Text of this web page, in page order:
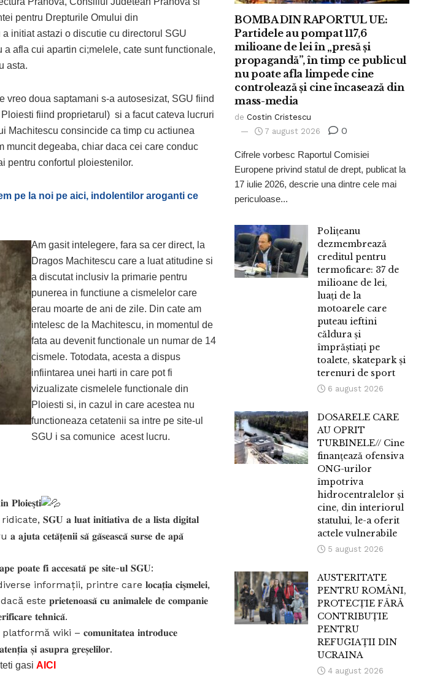
pentru Drepturile Omului din
initiat astazi o discutie cu directorul SGU
afla cui apartin ci;melele, cate sunt functionale,
asta.
vreo doua saptamani s-a autosesizat, SGU fiind
fiind proprietarul) si a facut cateva lucruri
Machitescu consincide ca timp cu actiunea
muncit degeaba, chiar daca cei care conduc
pentru confortul ploiestenilor.
pe la noi pe aici, indolentilor aroganti ce
Am gasit intelegere, fara sa cer direct, la
Dragos Machitescu care a luat atitudine si
a discutat inclusiv la primarie pentru
punerea in functiune a cismelelor care
erau moarte de ani de zile. Din cate am
intelesc de la Machitescu, in momentul de
fata au devenit functionale un numar de 14
cismele. Totodata, acesta a dispus
infiintarea unei harti in care pot fi
vizualizate cismelele functionale din
Ploiesti si, in cazul in care acestea nu
functioneaza cetatenii sa intre pe site-ul
SGU i sa comunice acest lucru.
𝐏𝐥𝐨𝐢𝐞𝐬̧𝐭𝐢
𝐒𝐆𝐔 𝐚 𝐥𝐮𝐚𝐭 𝐢𝐧𝐢𝐭𝐢𝐚𝐭𝐢𝐯𝐚 𝐝𝐞 𝐚 𝐥𝐢𝐬𝐭𝐚 𝐝𝐢𝐠𝐢𝐭𝐚𝐥
𝐚 𝐚𝐣𝐮𝐭𝐚 𝐜𝐞𝐭𝐚̆𝐭̦𝐞𝐧𝐢𝐢 𝐬𝐚̆ 𝐠𝐚̆𝐬𝐞𝐚𝐬𝐜𝐚̆ 𝐬𝐮𝐫𝐬𝐞 𝐝𝐞 𝐚𝐩𝐚̆
𝐩𝐨𝐚𝐭𝐞 𝐟𝐢 𝐚𝐜𝐜𝐞𝐬𝐚𝐭𝐚̆ 𝐩𝐞 𝐬𝐢𝐭𝐞-𝐮𝐥 𝐒𝐆𝐔:
informații, printre care 𝐥𝐨𝐜𝐚𝐭̦𝐢𝐚 𝐜𝐢𝐬̧𝐦𝐞𝐥𝐞𝐢,
dacă este 𝐩𝐫𝐢𝐞𝐭𝐞𝐧𝐨𝐚𝐬𝐚̆ 𝐜𝐮 𝐚𝐧𝐢𝐦𝐚𝐥𝐞𝐥𝐞 𝐝𝐞 𝐜𝐨𝐦𝐩𝐚𝐧𝐢𝐞
𝐭𝐞𝐡𝐧𝐢𝐜𝐚̆.
wiki – 𝐜𝐨𝐦𝐮𝐧𝐢𝐭𝐚𝐭𝐞𝐚 𝐢𝐧𝐭𝐫𝐨𝐝𝐮𝐜𝐞
𝐬̦𝐢 𝐚𝐬𝐮𝐩𝐫𝐚 𝐠𝐫𝐞𝐬̦𝐞𝐥𝐢𝐥𝐨𝐫.
gasi AICI
BOMBA DIN RAPORTUL UE:
Partidele au pompat 117,6
milioane de lei în „presă și
propagandă”, în timp ce publicul
nu poate afla limpede cine
controlează și cine încasează din
mass-media
de Costin Cristescu
7 august 2026
0
Cifrele vorbesc Raportul Comisiei
Europene privind statul de drept, publicat la
17 iulie 2026, descrie una dintre cele mai
periculoase...
Polițeanu
dezmembrează
creditul pentru
termoficare: 37 de
milioane de lei,
luați de la
motoarele care
puteau ieftini
căldura și
împrăștiați pe
toalete, skatepark și
terenuri de sport
6 august 2026
DOSARELE CARE
AU OPRIT
TURBINELE// Cine
finanțează ofensiva
ONG-urilor
împotriva
hidrocentralelor și
cine, din interiorul
statului, le-a oferit
actele vulnerabile
5 august 2026
AUSTERITATE
PENTRU ROMÂNI,
PROTECȚIE FĂRĂ
CONTRIBUȚIE
PENTRU
REFUGIAȚII DIN
UCRAINA
4 august 2026